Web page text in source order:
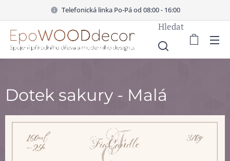
Telefonická linka Po-Pá od 08:00 - 16:00
Hledat
Dotek sakury - Malá